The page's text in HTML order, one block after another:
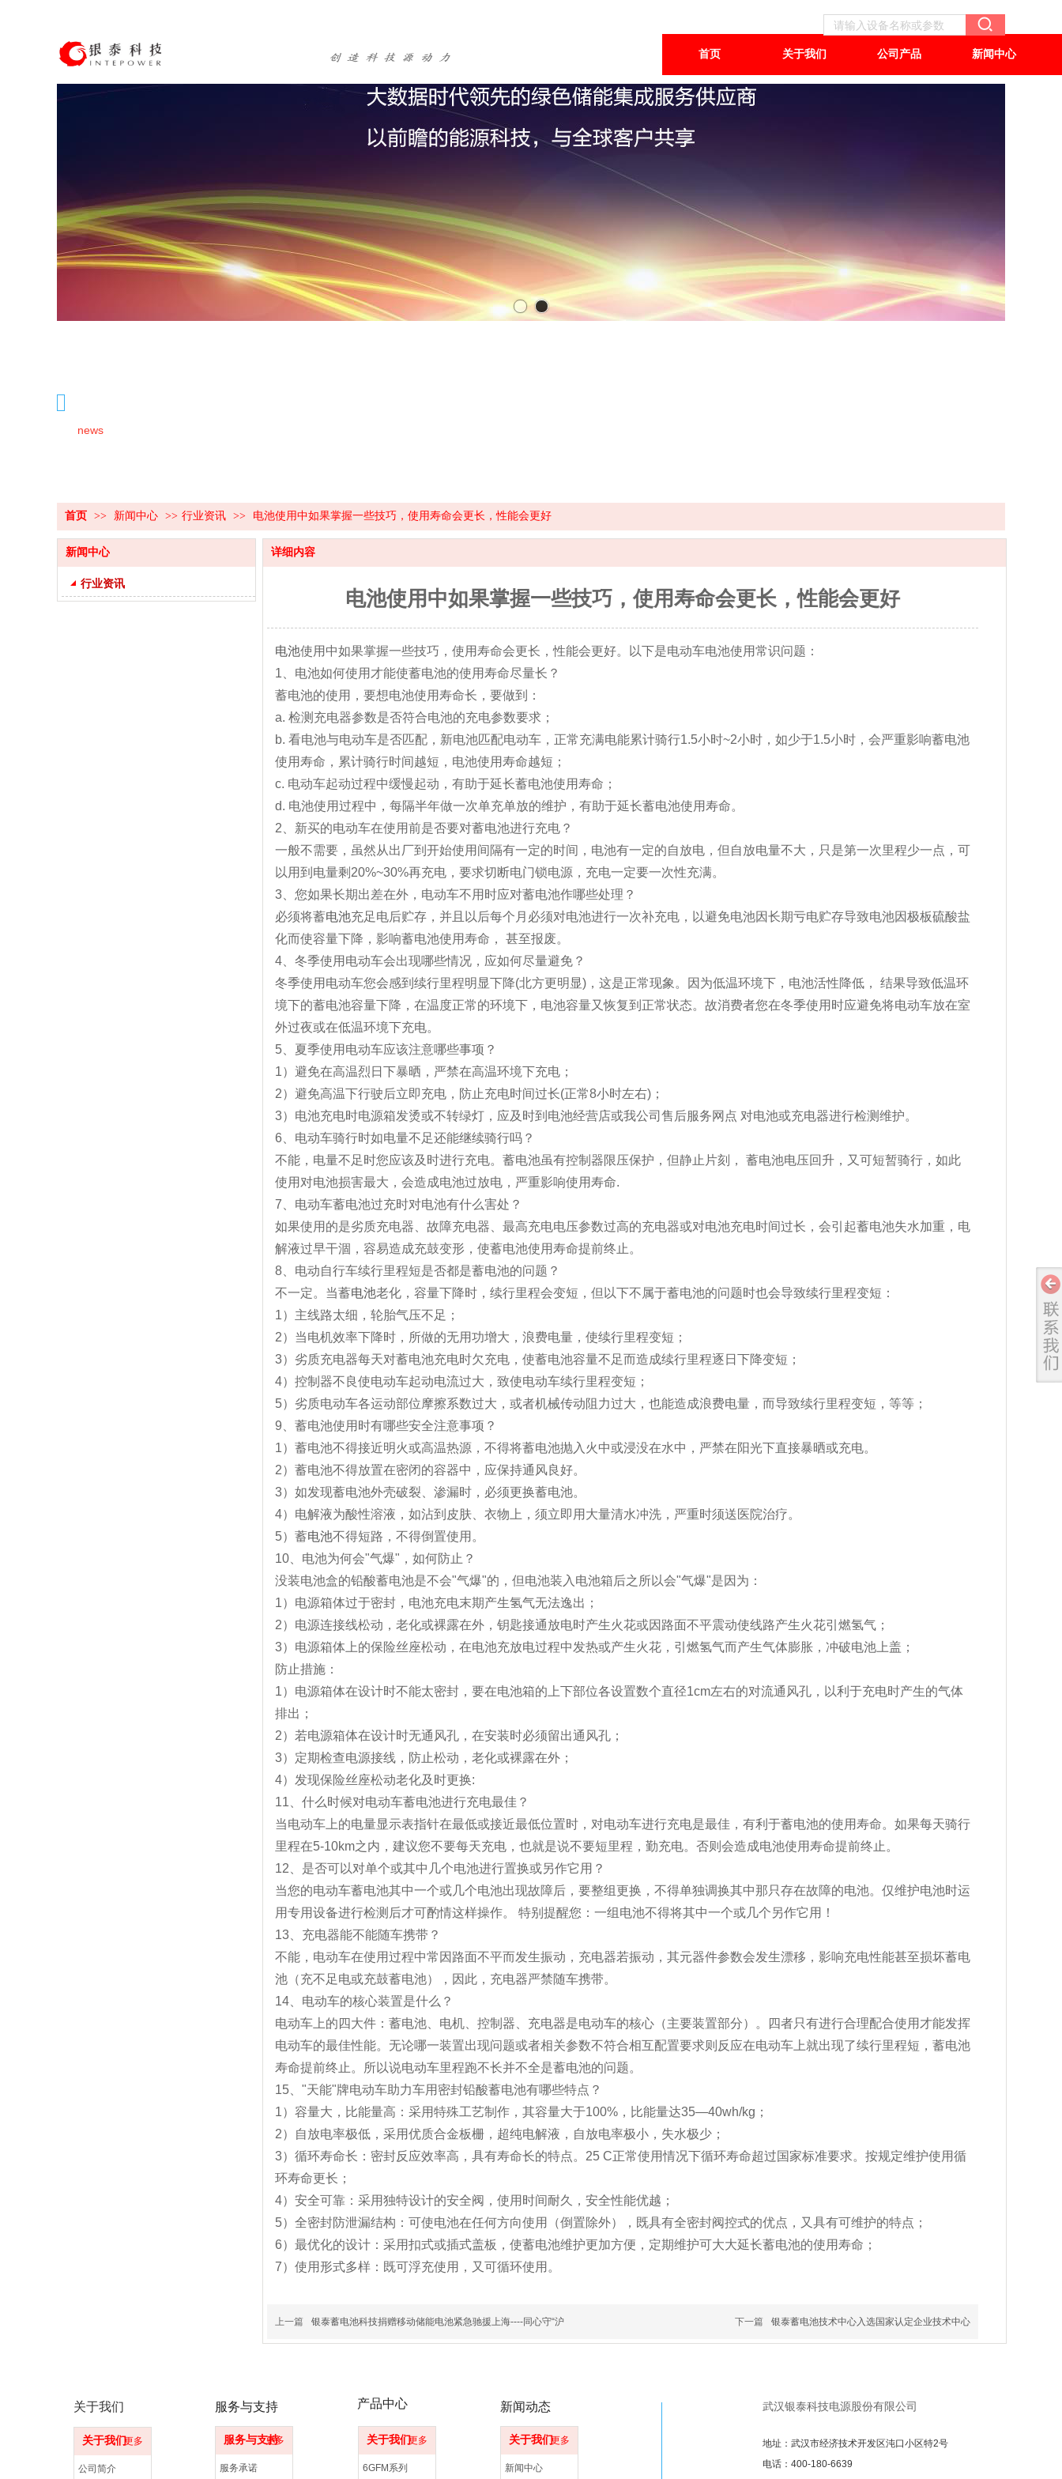
首页 关于我们 公司产品 新闻中心
news
首页 >> 新闻中心 >> 行业资讯 >> 电池使用中如果掌握一些技巧，使用寿命会更长，性能会更好
新闻中心
行业资讯
详细内容
电池使用中如果掌握一些技巧，使用寿命会更长，性能会更好
电池使用中如果掌握一些技巧，使用寿命会更长，性能会更好。以下是电动车电池使用常识问题：
1、电池如何使用才能使蓄电池的使用寿命尽量长？
蓄电池的使用，要想电池使用寿命长，要做到：
a. 检测充电器参数是否符合电池的充电参数要求；
b. 看电池与电动车是否匹配，新电池匹配电动车，正常充满电能累计骑行1.5小时~2小时，如少于1.5小时，会严重影响蓄电池
使用寿命，累计骑行时间越短，电池使用寿命越短；
c. 电动车起动过程中缓慢起动，有助于延长蓄电池使用寿命；
d. 电池使用过程中，每隔半年做一次单充单放的维护，有助于延长蓄电池使用寿命。
2、新买的电动车在使用前是否要对蓄电池进行充电？
一般不需要，虽然从出厂到开始使用间隔有一定的时间，电池有一定的自放电，但自放电量不大，只是第一次里程少一点，可
以用到电量剩20%~30%再充电，要求切断电门锁电源，充电一定要一次性充满。
3、您如果长期出差在外，电动车不用时应对蓄电池作哪些处理？
必须将蓄电池充足电后贮存，并且以后每个月必须对电池进行一次补充电，以避免电池因长期亏电贮存导致电池因极板硫酸盐
化而使容量下降，影响蓄电池使用寿命， 甚至报废。
4、冬季使用电动车会出现哪些情况，应如何尽量避免？
冬季使用电动车您会感到续行里程明显下降(北方更明显)，这是正常现象。因为低温环境下，电池活性降低， 结果导致低温环
境下的蓄电池容量下降，在温度正常的环境下，电池容量又恢复到正常状态。故消费者您在冬季使用时应避免将电动车放在室
外过夜或在低温环境下充电。
5、夏季使用电动车应该注意哪些事项？
1）避免在高温烈日下暴晒，严禁在高温环境下充电；
2）避免高温下行驶后立即充电，防止充电时间过长(正常8小时左右)；
3）电池充电时电源箱发烫或不转绿灯，应及时到电池经营店或我公司售后服务网点 对电池或充电器进行检测维护。
6、电动车骑行时如电量不足还能继续骑行吗？
不能，电量不足时您应该及时进行充电。蓄电池虽有控制器限压保护，但静止片刻， 蓄电池电压回升，又可短暂骑行，如此
使用对电池损害最大，会造成电池过放电，严重影响使用寿命.
7、电动车蓄电池过充时对电池有什么害处？
如果使用的是劣质充电器、故障充电器、最高充电电压参数过高的充电器或对电池充电时间过长，会引起蓄电池失水加重，电
解液过早干涸，容易造成充鼓变形，使蓄电池使用寿命提前终止。
8、电动自行车续行里程短是否都是蓄电池的问题？
不一定。当蓄电池老化，容量下降时，续行里程会变短，但以下不属于蓄电池的问题时也会导致续行里程变短：
1）主线路太细，轮胎气压不足；
2）当电机效率下降时，所做的无用功增大，浪费电量，使续行里程变短；
3）劣质充电器每天对蓄电池充电时欠充电，使蓄电池容量不足而造成续行里程逐日下降变短；
4）控制器不良使电动车起动电流过大，致使电动车续行里程变短；
5）劣质电动车各运动部位摩擦系数过大，或者机械传动阻力过大，也能造成浪费电量，而导致续行里程变短，等等；
9、蓄电池使用时有哪些安全注意事项？
1）蓄电池不得接近明火或高温热源，不得将蓄电池抛入火中或浸没在水中，严禁在阳光下直接暴晒或充电。
2）蓄电池不得放置在密闭的容器中，应保持通风良好。
3）如发现蓄电池外壳破裂、渗漏时，必须更换蓄电池。
4）电解液为酸性溶液，如沾到皮肤、衣物上，须立即用大量清水冲洗，严重时须送医院治疗。
5）蓄电池不得短路，不得倒置使用。
10、电池为何会"气爆"，如何防止？
没装电池盒的铅酸蓄电池是不会"气爆"的，但电池装入电池箱后之所以会"气爆"是因为：
1）电源箱体过于密封，电池充电末期产生氢气无法逸出；
2）电源连接线松动，老化或裸露在外，钥匙接通放电时产生火花或因路面不平震动使线路产生火花引燃氢气；
3）电源箱体上的保险丝座松动，在电池充放电过程中发热或产生火花，引燃氢气而产生气体膨胀，冲破电池上盖；
防止措施：
1）电源箱体在设计时不能太密封，要在电池箱的上下部位各设置数个直径1cm左右的对流通风孔，以利于充电时产生的气体
排出；
2）若电源箱体在设计时无通风孔，在安装时必须留出通风孔；
3）定期检查电源接线，防止松动，老化或裸露在外；
4）发现保险丝座松动老化及时更换:
11、什么时候对电动车蓄电池进行充电最佳？
当电动车上的电量显示表指针在最低或接近最低位置时，对电动车进行充电是最佳，有利于蓄电池的使用寿命。如果每天骑行
里程在5-10km之内，建议您不要每天充电，也就是说不要短里程，勤充电。否则会造成电池使用寿命提前终止。
12、是否可以对单个或其中几个电池进行置换或另作它用？
当您的电动车蓄电池其中一个或几个电池出现故障后，要整组更换，不得单独调换其中那只存在故障的电池。仅维护电池时运
用专用设备进行检测后才可酌情这样操作。 特别提醒您：一组电池不得将其中一个或几个另作它用！
13、充电器能不能随车携带？
不能，电动车在使用过程中常因路面不平而发生振动，充电器若振动，其元器件参数会发生漂移，影响充电性能甚至损坏蓄电
池（充不足电或充鼓蓄电池），因此，充电器严禁随车携带。
14、电动车的核心装置是什么？
电动车上的四大件：蓄电池、电机、控制器、充电器是电动车的核心（主要装置部分）。四者只有进行合理配合使用才能发挥
电动车的最佳性能。无论哪一装置出现问题或者相关参数不符合相互配置要求则反应在电动车上就出现了续行里程短，蓄电池
寿命提前终止。所以说电动车里程跑不长并不全是蓄电池的问题。
15、"天能"牌电动车助力车用密封铅酸蓄电池有哪些特点？
1）容量大，比能量高：采用特殊工艺制作，其容量大于100%，比能量达35—40wh/kg；
2）自放电率极低，采用优质合金板栅，超纯电解液，自放电率极小，失水极少；
3）循环寿命长：密封反应效率高，具有寿命长的特点。25 C正常使用情况下循环寿命超过国家标准要求。按规定维护使用循
环寿命更长；
4）安全可靠：采用独特设计的安全阀，使用时间耐久，安全性能优越；
5）全密封防泄漏结构：可使电池在任何方向使用（倒置除外），既具有全密封阀控式的优点，又具有可维护的特点；
6）最优化的设计：采用扣式或插式盖板，使蓄电池维护更加方便，定期维护可大大延长蓄电池的使用寿命；
7）使用形式多样：既可浮充使用，又可循环使用。
上一篇 银泰蓄电池科技捐赠移动储能电池紧急驰援上海----同心守“沪 下一篇 银泰蓄电池技术中心入选国家认定企业技术中心
关于我们更多
公司简介
服务与支持
更多
服务承诺
关于我们更多
6GFM系列
关于我们更多
新闻中心
关于我们 服务与支持 产品中心 新闻动态 武汉银泰科技电源股份有限公司
地址：武汉市经济技术开发区沌口小区特2号
电话：400-180-6639